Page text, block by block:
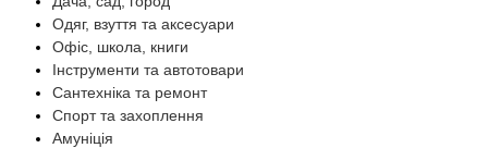
Одяг, взуття та аксесуари
Офіс, школа, книги
Інструменти та автотовари
Сантехніка та ремонт
Спорт та захоплення
Амуніція